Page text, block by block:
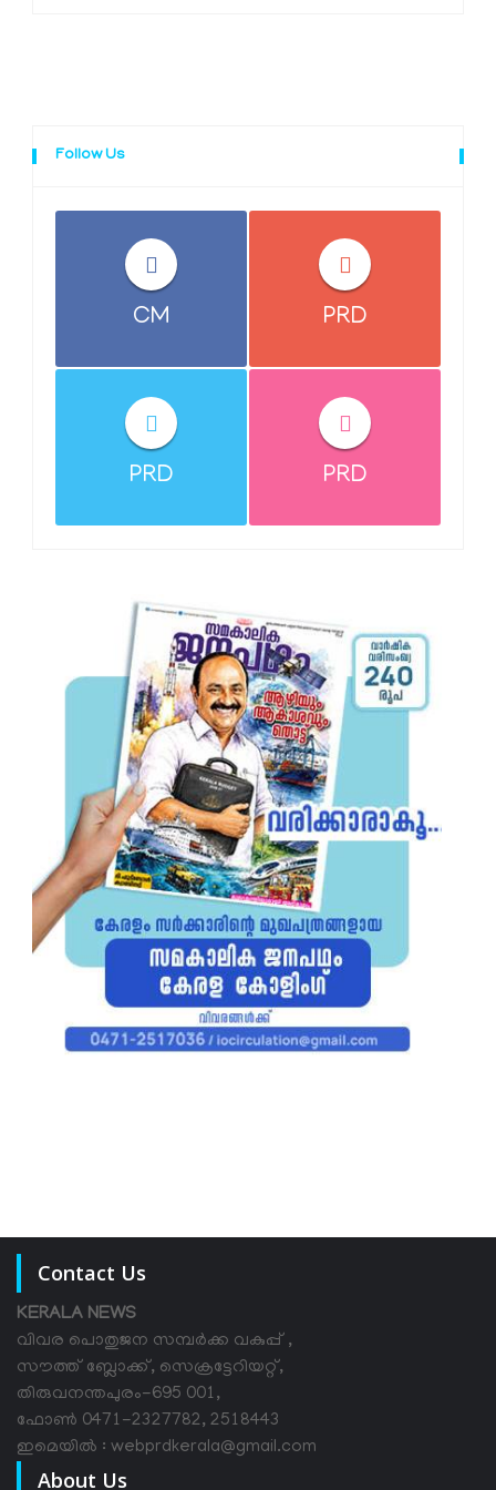
Follow Us
CM PRD
PRD PRD
Contact Us
KERALA NEWS
വിവര പൊതുജന സമ്പര്‍ക്ക വകുപ്പ് ,
സൗത്ത് ബ്ലോക്ക്, സെക്രട്ടേറിയറ്റ്,
തിരുവനന്തപുരം-695 001,
ഫോൺ 0471-2327782, 2518443
ഇമെയിൽ : webprdkerala@gmail.com
About Us